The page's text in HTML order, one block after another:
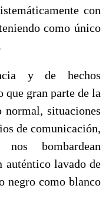
con
como único
y de hechos
que gran parte de la
normal, situaciones
de comunicación,
bombardean
auténtico lavado de
negro como blanco